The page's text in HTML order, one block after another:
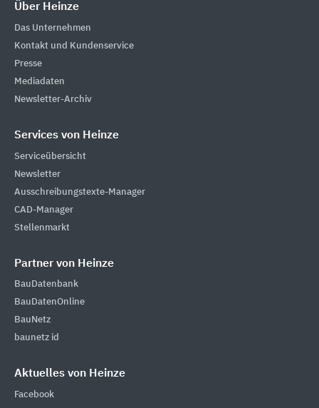
Über Heinze
Das Unternehmen
Kontakt und Kundenservice
Presse
Mediadaten
Newsletter-Archiv
Services von Heinze
Serviceübersicht
Newsletter
Ausschreibungstexte-Manager
CAD-Manager
Stellenmarkt
Partner von Heinze
BauDatenbank
BauDatenOnline
BauNetz
baunetz id
Aktuelles von Heinze
Facebook